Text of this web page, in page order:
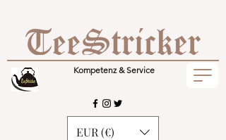
Kompetenz & Service
EUR (€)